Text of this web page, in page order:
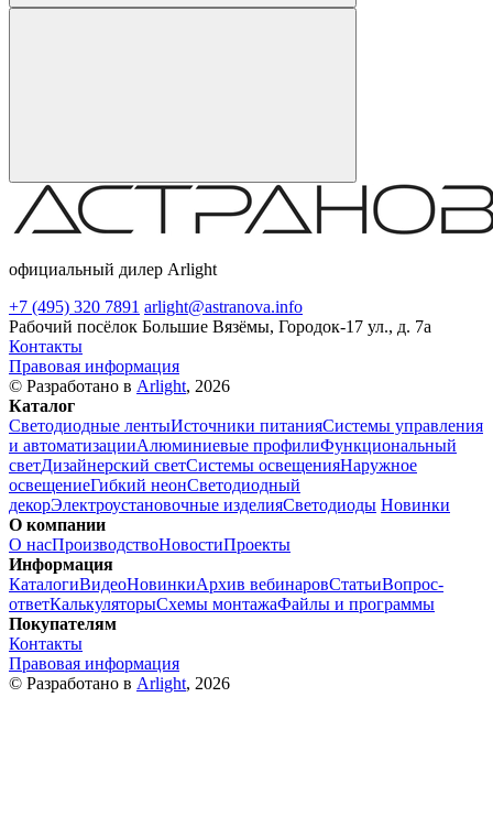
официальный дилер Arlight
+7 (495) 320 7891 arlight@astranova.info
Рабочий посёлок Большие Вязёмы, Городок-17 ул., д. 7а
Контакты
Правовая информация
© Разработано в Arlight, 2026
Каталог
Светодиодные лентыИсточники питанияСистемы управления
и автоматизацииАлюминиевые профилиФункциональный
светДизайнерский светСистемы освещенияНаружное
освещениеГибкий неонСветодиодный
декорЭлектроустановочные изделияСветодиоды Новинки
О компании
О насПроизводствоНовостиПроекты
Информация
КаталогиВидеоНовинкиАрхив вебинаровСтатьиВопрос-
ответКалькуляторыСхемы монтажаФайлы и программы
Покупателям
Контакты
Правовая информация
© Разработано в Arlight, 2026